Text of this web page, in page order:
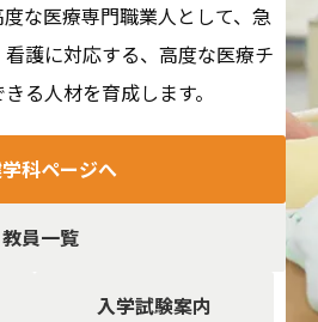
な医療専門職業人として、急
護に対応する、高度な医療チ
る人材を育成します。
科ページへ
教員一覧
入学試験案内